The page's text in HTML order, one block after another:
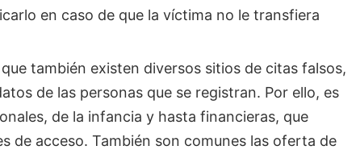
en caso de que la víctima no le transfiera
también existen diversos sitios de citas falsos,
de las personas que se registran. Por ello, es
de la infancia y hasta financieras, que
de acceso. También son comunes las oferta de